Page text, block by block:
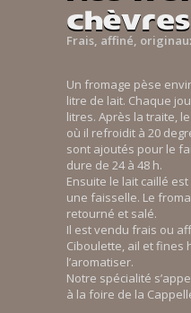
chèvres
Frais, affiné,
Un fromage pèse
litre de lait. Chaque
litres. Après la traite,
où il refroidit à 20
sont ajoutés pour le
dure de 24 à 48 h.
Ensuite le lait caillé
une faisselle. Le
retourné et salé.
Il est vendu frais ou
Ciboulette, ail et fines
l’aromatiser.
Notre spécialité
à la foire de la